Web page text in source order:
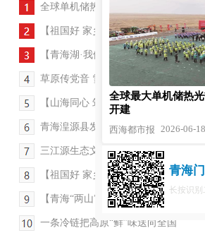
全球单机储热容量最大的光热电站在
【祖国好 家乡美】“掉进”孩子的想
【青海湖·我们的国家公园】以坚守
草原传党音 雪域聚同心
【山海同心 筑梦青海】医疗援青暖了
青海湟源县发现国家二级保护植物桃
三江源生态文化走进成都
【祖国好 家乡美】青海西宁市原创音
【青海“两山”答卷】擦亮三块金字招
一条冷链把高原“鲜”味送向全国
全球最大单机储热
开建
西海都市报 2026-06-
青海
长按识别